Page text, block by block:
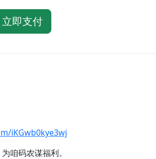
立即支付
iKGwb0kye3wj
咱码农谋福利。